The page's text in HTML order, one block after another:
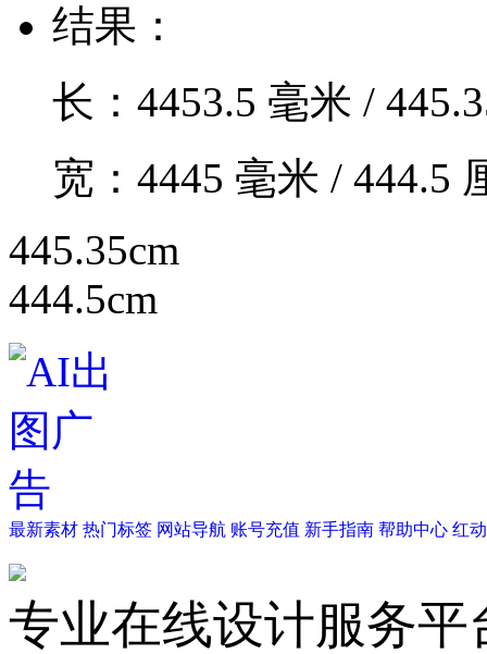
结果：
长： 4453.5 毫米 /
宽： 4445 毫米 / 444.5
445.35cm
444.5cm
最新素材 热门标签 网站导航 账号充值 新手指南 帮助中心 红
专业在线设计服务平